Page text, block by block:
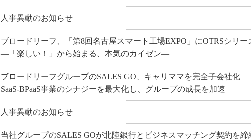
人事異動のお知らせ
ブロードリーフ、「第8回名古屋スマート工場EXPO」にOTRSシリー
―「楽しい！」から始まる、本気のカイゼン―
ブロードリーフグループのSALES GO、キャリママを完全子会社化
SaaS-BPaaS事業のシナジーを最大化し、グループの成長を加速
人事異動のお知らせ
当社グループのSALES GOが北陸銀行とビジネスマッチング契約を締